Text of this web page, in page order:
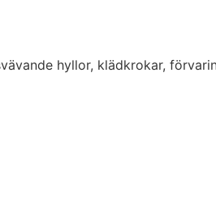
hyllor, klädkrokar,